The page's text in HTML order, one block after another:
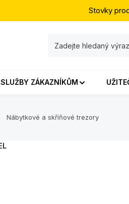
Stovky
SLUŽBY ZÁKAZNÍKŮM
Nábytkové a skříňové trezory